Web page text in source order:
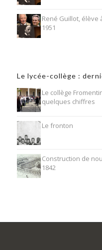
René Guillot, élève
1951
Le lycée-collège :
Le collège
quelques chiffres
Le fronton
Construction de
1842